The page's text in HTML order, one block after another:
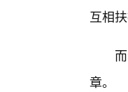
互相
章。